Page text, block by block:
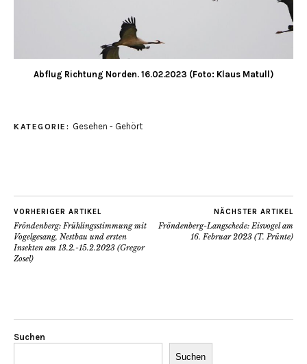
Abflug Richtung Norden. 16.02.2023 (Foto: Klaus Matull)
KATEGORIE: Gesehen - Gehört
VORHERIGER ARTIKEL
Fröndenberg: Frühlingsstimmung mit
Vogelgesang, Nestbau und ersten
Insekten am 13.2.-15.2.2023 (Gregor
Zosel)
NÄCHSTER ARTIKEL
Fröndenberg-Langschede: Eisvogel am
16. Februar 2023 (T. Prünte)
Suchen
Suchen